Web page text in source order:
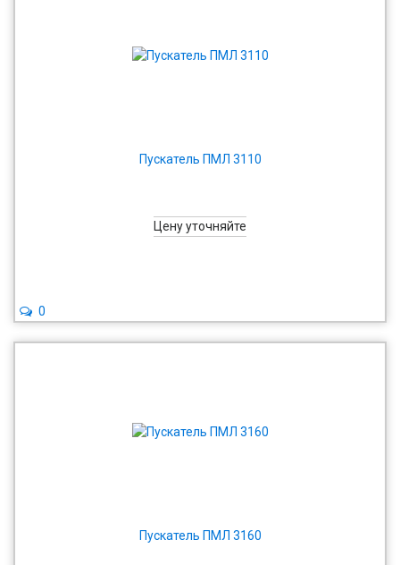
Пускатель ПМЛ 3110
Цену уточняйте
0
Пускатель ПМЛ 3160